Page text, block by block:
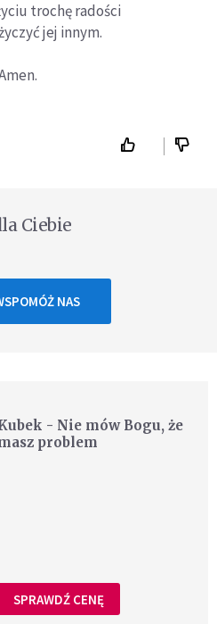
trochę radości
jej innym.
Ciebie
NAS
- Nie mów Bogu, że
problem
SPRAWDŹ CENĘ